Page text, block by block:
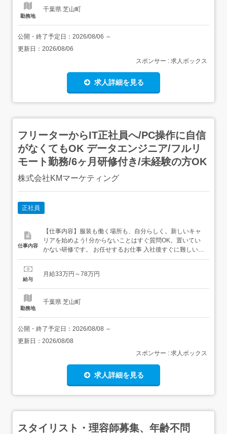
勤務地
千葉県 芝山町
公開・終了予定日： 2026/08/06 ～
更新日： 2026/08/06
スポンサー : 求人ボックス
求人詳細を見る
フリーターからIT正社員へ/PC操作に自信
がなくてもOK データエンジニア/フルリ
モート勤務/6ヶ月研修付き/未経験の方OK
株式会社KMマーケティング
正社員
仕事内容
【仕事内容】服装も働く場所も、自分らしく。新しいキャ
リアを始めよう! 分からないことはすぐ質問OK。置いてい
かない研修です。 お任せするお仕事 入社後すぐに難しい案
件を任せることはありません。基礎を学んでから実務へ進
ジニア)を募集中です未経験の方に向けた研修制度を6ヶ月
給与
月給33万円～78万円
勤務地
千葉県 芝山町
公開・終了予定日： 2026/08/08 ～
更新日： 2026/08/08
スポンサー : 求人ボックス
求人詳細を見る
スタイリスト・理容師募集、年齢不問